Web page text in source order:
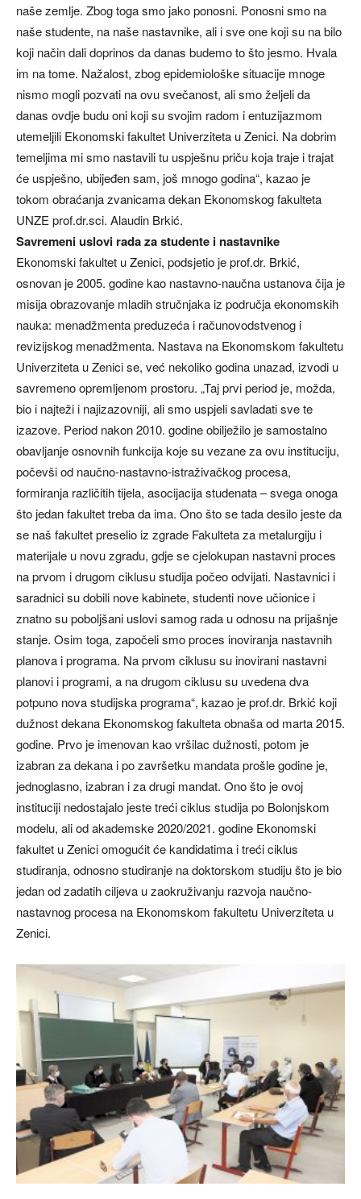
naše zemlje. Zbog toga smo jako ponosni. Ponosni smo na
naše studente, na naše nastavnike, ali i sve one koji su na bilo
koji način dali doprinos da danas budemo to što jesmo. Hvala
im na tome. Nažalost, zbog epidemiološke situacije mnoge
nismo mogli pozvati na ovu svečanost, ali smo željeli da
danas ovdje budu oni koji su svojim radom i entuzijazmom
utemeljili Ekonomski fakultet Univerziteta u Zenici. Na dobrim
temeljima mi smo nastavili tu uspješnu priču koja traje i trajat
će uspješno, ubijeđen sam, još mnogo godina“, kazao je
tokom obraćanja zvanicama dekan Ekonomskog fakulteta
UNZE prof.dr.sci. Alaudin Brkić.
Savremeni uslovi rada za studente i nastavnike
Ekonomski fakultet u Zenici, podsjetio je prof.dr. Brkić,
osnovan je 2005. godine kao nastavno-naučna ustanova čija je
misija obrazovanje mladih stručnjaka iz područja ekonomskih
nauka: menadžmenta preduzeća i računovodstvenog i
revizijskog menadžmenta. Nastava na Ekonomskom fakultetu
Univerziteta u Zenici se, već nekoliko godina unazad, izvodi u
savremeno opremljenom prostoru. „Taj prvi period je, možda,
bio i najteži i najizazovniji, ali smo uspjeli savladati sve te
izazove. Period nakon 2010. godine obilježilo je samostalno
obavljanje osnovnih funkcija koje su vezane za ovu instituciju,
počevši od naučno-nastavno-istraživačkog procesa,
formiranja različitih tijela, asocijacija studenata – svega onoga
što jedan fakultet treba da ima. Ono što se tada desilo jeste da
se naš fakultet preselio iz zgrade Fakulteta za metalurgiju i
materijale u novu zgradu, gdje se cjelokupan nastavni proces
na prvom i drugom ciklusu studija počeo odvijati. Nastavnici i
saradnici su dobili nove kabinete, studenti nove učionice i
znatno su poboljšani uslovi samog rada u odnosu na prijašnje
stanje. Osim toga, započeli smo proces inoviranja nastavnih
planova i programa. Na prvom ciklusu su inovirani nastavni
planovi i programi, a na drugom ciklusu su uvedena dva
potpuno nova studijska programa“, kazao je prof.dr. Brkić koji
dužnost dekana Ekonomskog fakulteta obnaša od marta 2015.
godine. Prvo je imenovan kao vršilac dužnosti, potom je
izabran za dekana i po završetku mandata prošle godine je,
jednoglasno, izabran i za drugi mandat. Ono što je ovoj
instituciji nedostajalo jeste treći ciklus studija po Bolonjskom
modelu, ali od akademske 2020/2021. godine Ekonomski
fakultet u Zenici omogućit će kandidatima i treći ciklus
studiranja, odnosno studiranje na doktorskom studiju što je bio
jedan od zadatih ciljeva u zaokruživanju razvoja naučno-
nastavnog procesa na Ekonomskom fakultetu Univerziteta u
Zenici.